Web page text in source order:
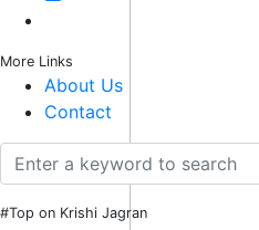
More Links
About Us
Contact
#Top on Krishi Jagran